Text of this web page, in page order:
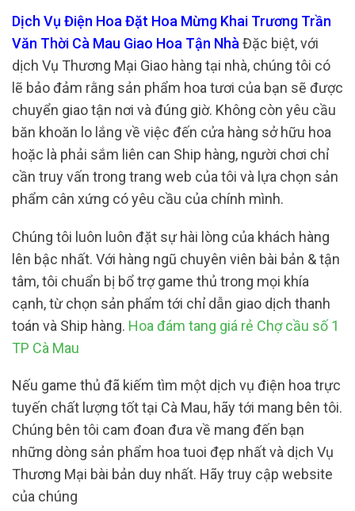
Dịch Vụ Điện Hoa Đặt Hoa Mừng Khai Trương Trần
Văn Thời Cà Mau Giao Hoa Tận Nhà Đặc biệt, với
dịch Vụ Thương Mại Giao hàng tại nhà, chúng tôi có
lẽ bảo đảm rằng sản phẩm hoa tươi của bạn sẽ được
chuyển giao tận nơi và đúng giờ. Không còn yêu cầu
băn khoăn lo lắng về việc đến cửa hàng sở hữu hoa
hoặc là phải sắm liên can Ship hàng, người chơi chỉ
cần truy vấn trong trang web của tôi và lựa chọn sản
phẩm cân xứng có yêu cầu của chính mình.
Chúng tôi luôn luôn đặt sự hài lòng của khách hàng
lên bậc nhất. Với hàng ngũ chuyên viên bài bản & tận
tâm, tôi chuẩn bị bổ trợ game thủ trong mọi khía
cạnh, từ chọn sản phẩm tới chỉ dẫn giao dịch thanh
toán và Ship hàng. Hoa đám tang giá rẻ Chợ cầu số 1
TP Cà Mau
Nếu game thủ đã kiếm tìm một dịch vụ điện hoa trực
tuyến chất lượng tốt tại Cà Mau, hãy tới mang bên tôi.
Chúng bên tôi cam đoan đưa về mang đến bạn
những dòng sản phẩm hoa tuoi đẹp nhất và dịch Vụ
Thương Mại bài bản duy nhất. Hãy truy cập website
của chúng